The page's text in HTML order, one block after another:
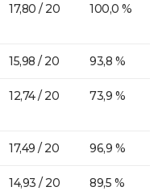
17,80 / 20 100,0 %
15,98 / 20 93,8 %
12,74 / 20 73,9 %
17,49 / 20 96,9 %
14,93 / 20 89,5 %